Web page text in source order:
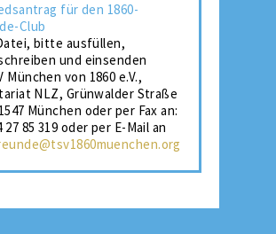
für den 1860-
Club
bitte ausfüllen,
und einsenden
München von 1860 e.V.,
NLZ, Grünwalder Straße
München oder per Fax an:
27 85 319 oder per E-Mail an